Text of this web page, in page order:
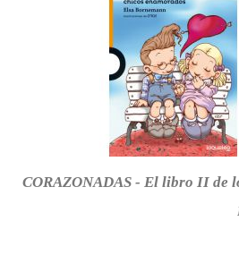
CORAZONADAS - El libro II de